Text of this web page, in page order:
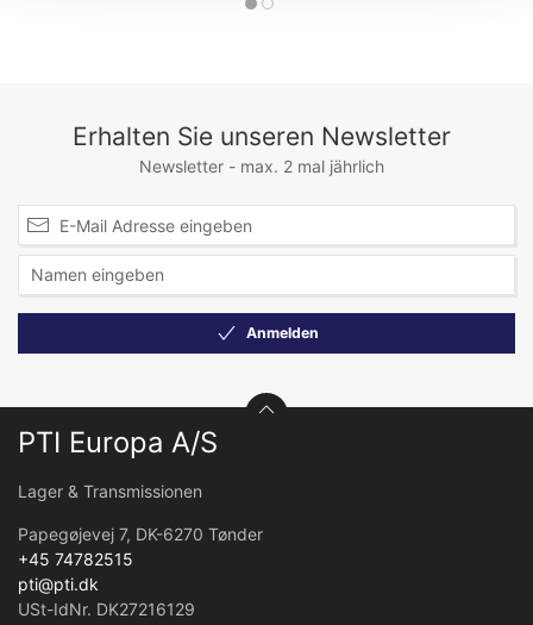
Erhalten Sie unseren Newsletter
Newsletter - max. 2 mal jährlich
Anmelden
PTI Europa A/S
Lager & Transmissionen
Papegøjevej 7, DK-6270 Tønder
+45 74782515
pti@pti.dk
USt-IdNr. DK27216129